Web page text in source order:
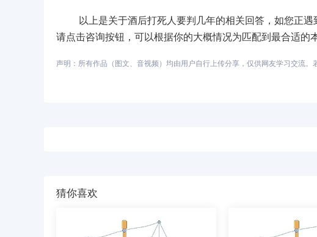
以上是关于酒后打死人要判几年的相关回答，如您正遇
请点击咨询按钮，可以根据你的大概情况为匹配到最合适的
声明：所有作品（图文、音视频）均由用户自行上传分享，仅供网友学习交流
猜你喜欢